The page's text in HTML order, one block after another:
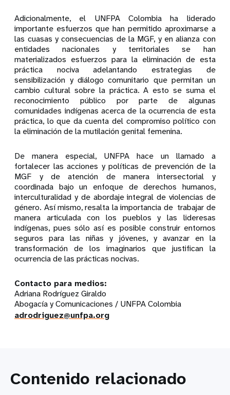
Adicionalmente, el UNFPA Colombia ha liderado
importante esfuerzos que han permitido aproximarse a
las cuasas y consecuencias de la MGF, y en alianza con
entidades nacionales y territoriales se han
materializados esfuerzos para la eliminación de esta
práctica nociva adelantando estrategias de
sensibilización y diálogo comunitario que permitan un
cambio cultural sobre la práctica. A esto se suma el
reconocimiento público por parte de algunas
comunidades indígenas acerca de la ocurrencia de esta
práctica, lo que da cuenta del compromiso político con
la eliminación de la mutilación genital femenina.
De manera especial, UNFPA hace un llamado a
fortalecer las acciones y políticas de prevención de la
MGF y de atención de manera intersectorial y
coordinada bajo un enfoque de derechos humanos,
interculturalidad y de abordaje integral de violencias de
género. Así mismo, resalta la importancia de trabajar de
manera articulada con los pueblos y las lideresas
indígenas, pues sólo así es posible construir entornos
seguros para las niñas y jóvenes, y avanzar en la
transformación de los imaginarios que justifican la
ocurrencia de las prácticas nocivas.
Contacto para medios:
Adriana Rodríguez Giraldo
Abogacía y Comunicaciones / UNFPA Colombia
adrodriguez@unfpa.org
Contenido relacionado